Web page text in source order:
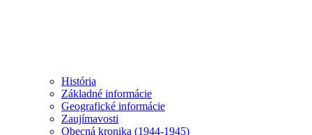
História
Základné informácie
Geografické informácie
Zaujímavosti
Obecná kronika (1944-1945)